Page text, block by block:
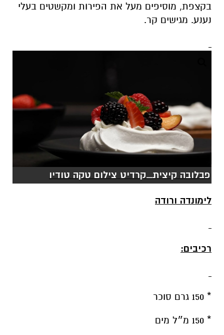
בקצפת, מוסיפים מעל את הפירות ומקשטים בעלי
נענע. מגישים קר.
פבלובה קיצית_קרדיט צילום טקה טודיו
לימונדה ורודה
רכיבים:
* 150 גרם סוכר
* 150 מ״ל מים